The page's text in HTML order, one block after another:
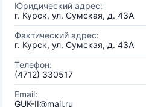
Юридический адрес:
г. Курск, ул. Сумская, д. 43А
Фактический адрес:
г. Курск, ул. Сумская, д. 43А
Телефон:
(4712) 330517
Email:
GUK-II@mail.ru